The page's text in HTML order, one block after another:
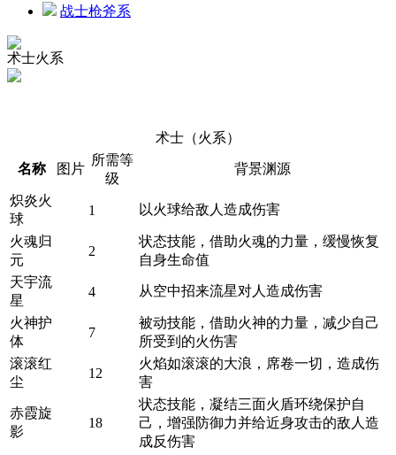
战士枪斧系
术士火系
术士（火系）
名称 图片
所需等
级
背景渊源
炽炎火
球
1 以火球给敌人造成伤害
火魂归
元
2
状态技能，借助火魂的力量，缓慢恢复
自身生命值
天宇流
星
4 从空中招来流星对人造成伤害
火神护
体
7
被动技能，借助火神的力量，减少自己
所受到的火伤害
滚滚红
尘
12
火焰如滚滚的大浪，席卷一切，造成伤
害
赤霞旋
影
18
状态技能，凝结三面火盾环绕保护自
己，增强防御力并给近身攻击的敌人造
成反伤害